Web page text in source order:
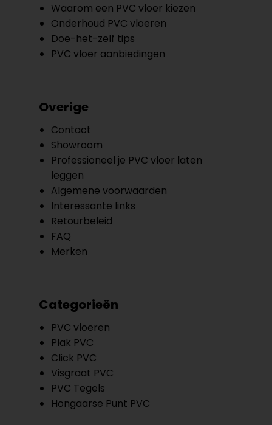
Waarom een PVC vloer kiezen
Onderhoud PVC vloeren
Doe-het-zelf tips
PVC vloer aanbiedingen
Overige
Contact
Showroom
Professioneel je PVC vloer laten
leggen
Algemene voorwaarden
Interessante links
Retourbeleid
FAQ
Merken
Categorieën
PVC vloeren
Plak PVC
Click PVC
Visgraat PVC
PVC Tegels
Hongaarse Punt PVC